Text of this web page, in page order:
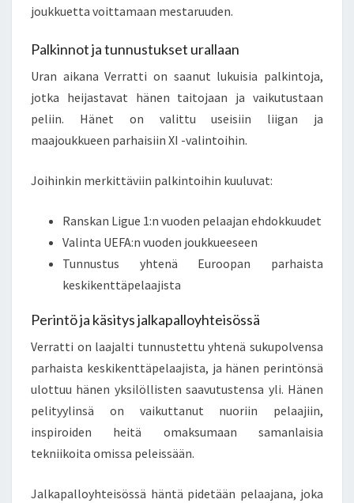
joukkuetta voittamaan mestaruuden.
Palkinnot ja tunnustukset urallaan
Uran aikana Verratti on saanut lukuisia palkintoja,
jotka heijastavat hänen taitojaan ja vaikutustaan
peliin. Hänet on valittu useisiin liigan ja
maajoukkueen parhaisiin XI -valintoihin.
Joihinkin merkittäviin palkintoihin kuuluvat:
Ranskan Ligue 1:n vuoden pelaajan ehdokkuudet
Valinta UEFA:n vuoden joukkueeseen
Tunnustus yhtenä Euroopan parhaista
keskikenttäpelaajista
Perintö ja käsitys jalkapalloyhteisössä
Verratti on laajalti tunnustettu yhtenä sukupolvensa
parhaista keskikenttäpelaajista, ja hänen perintönsä
ulottuu hänen yksilöllisten saavutustensa yli. Hänen
pelityylinsä on vaikuttanut nuoriin pelaajiin,
inspiroiden heitä omaksumaan samanlaisia
tekniikoita omissa peleissään.
Jalkapalloyhteisössä häntä pidetään pelaajana, joka